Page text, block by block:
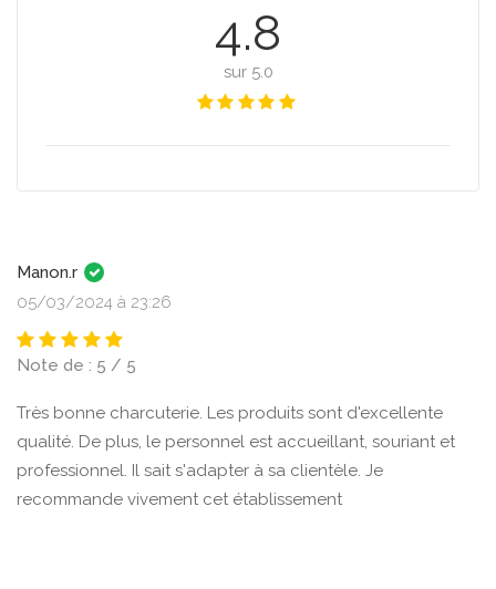
4.8
sur 5.0
Manon.r
05/03/2024 à 23:26
Note de : 5 / 5
Très bonne charcuterie. Les produits sont d'excellente
qualité. De plus, le personnel est accueillant, souriant et
professionnel. Il sait s'adapter à sa clientèle. Je
recommande vivement cet établissement